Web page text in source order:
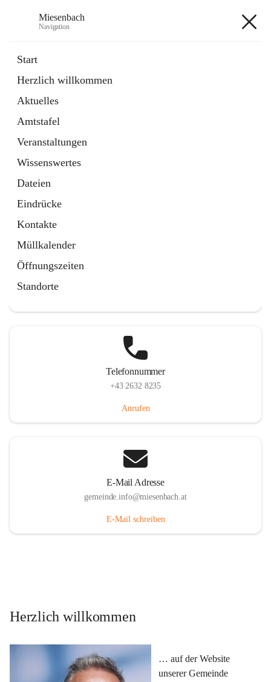
Miesenbach
Navigation
Start
Herzlich willkommen
Aktuelles
Amtstafel
Veranstaltungen
Wissenswertes
Dateien
Eindrücke
Kontakte
Müllkalender
Öffnungszeiten
Standorte
Externe Webseite
in
Tab
Region Schneebergland
Externe Webseite
öffnet
in
neuem
Tab
Telefonnummer
+43 2632 8235
Anrufen
E-Mail Adresse
gemeinde.info@miesenbach.at
E-Mail schreiben
Herzlich willkommen
… auf der Website
unserer Gemeinde